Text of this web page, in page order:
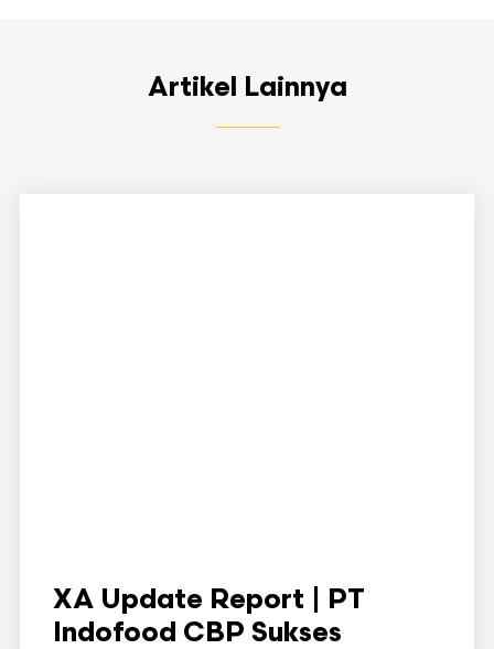
Artikel Lainnya
XA Update Report | PT
Indofood CBP Sukses